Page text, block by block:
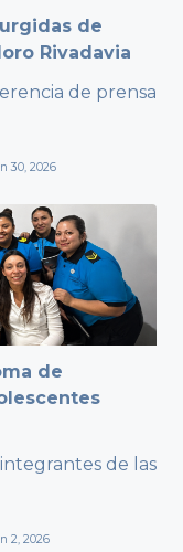
de
Rivadavia
de prensa
30, 2026
de
de las
2, 2026